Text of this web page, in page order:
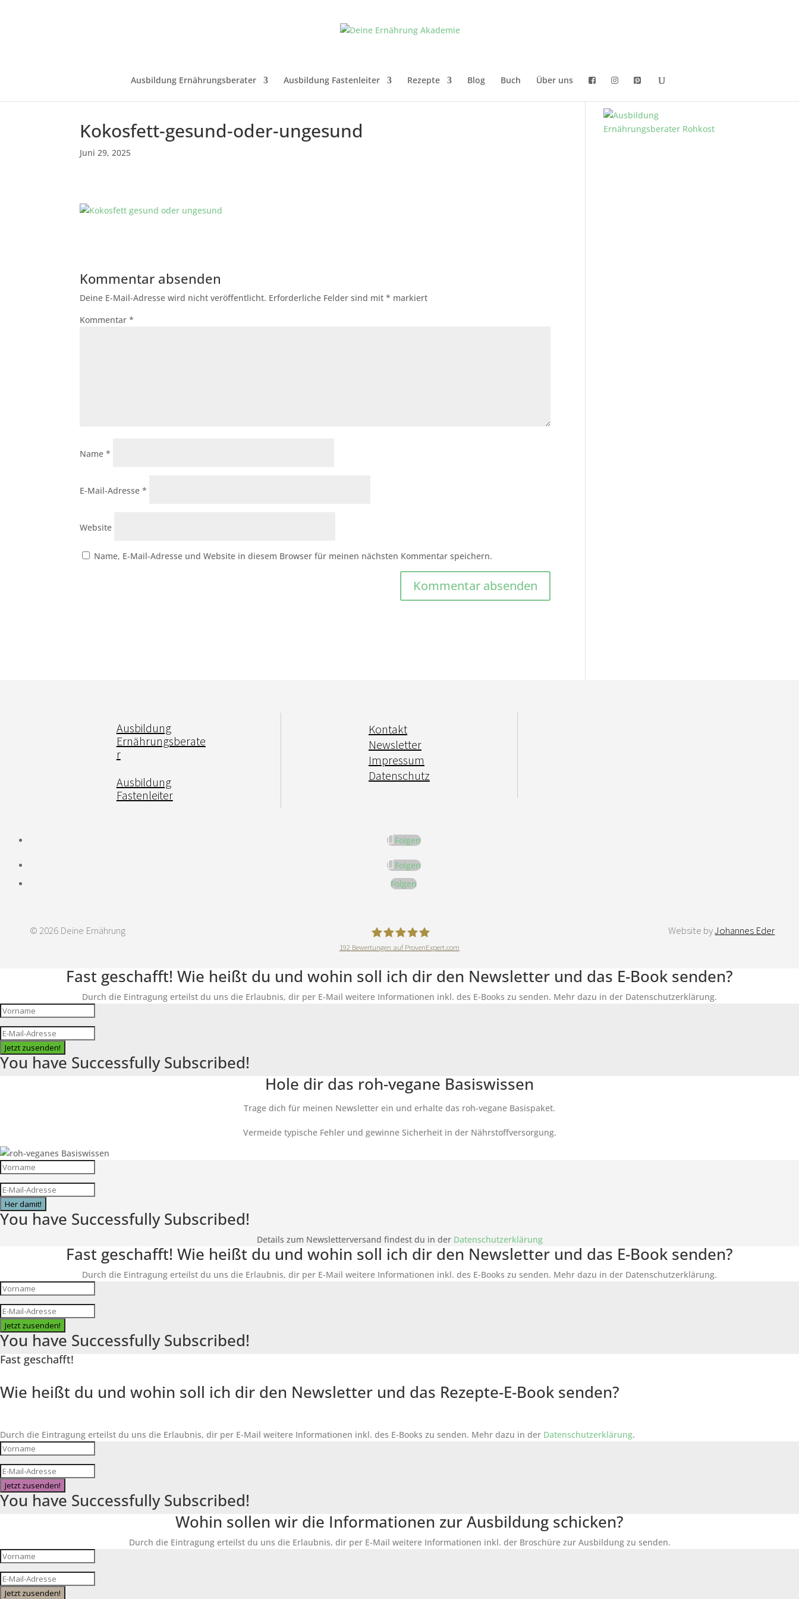
Ausbildung Ernährungsberater Ausbildung Fastenleiter Rezepte Blog Buch Über uns
Kokosfett-gesund-oder-ungesund
Juni 29, 2025
Kommentar absenden
Deine E-Mail-Adresse wird nicht veröffentlicht. Erforderliche Felder sind mit* markiert
Kommentar*
Name*
E-Mail-Adresse*
Website
Name, E-Mail-Adresse und Website in diesem Browser für meinen nächsten Kommentar speichern.
Ausbildung
Ernährungsberate
r
Ausbildung
Fastenleiter
Kontakt
Newsletter
Impressum
Datenschutz
Folgen
Folgen
Folgen
© 2026 Deine Ernährung
DeineErnährungAkademie
192 Bewertungen auf ProvenExpert.com
Website byJohannes Eder
Fast geschafft! Wie heißt du und wohin soll ich dir den Newsletter und das E-Book senden?
Durch die Eintragung erteilst du uns die Erlaubnis, dir per E-Mail weitere Informationen inkl. des E-Books zu senden. Mehr dazu in der Datenschutzerklärung.
Jetzt zusenden!
You have Successfully Subscribed!
Hole dir das roh-vegane Basiswissen
Trage dich für meinen Newsletter ein und erhalte das roh-vegane Basispaket.
Vermeide typische Fehler und gewinne Sicherheit in der Nährstoffversorgung.
Her damit!
You have Successfully Subscribed!
Details zum Newsletterversand findest du in der Datenschutzerklärung
Fast geschafft! Wie heißt du und wohin soll ich dir den Newsletter und das E-Book senden?
Durch die Eintragung erteilst du uns die Erlaubnis, dir per E-Mail weitere Informationen inkl. des E-Books zu senden. Mehr dazu in der Datenschutzerklärung.
Jetzt zusenden!
You have Successfully Subscribed!
Fast geschafft!
Wie heißt du und wohin soll ich dir den Newsletter und das Rezepte-E-Book senden?
Durch die Eintragung erteilst du uns die Erlaubnis, dir per E-Mail weitere Informationen inkl. des E-Books zu senden. Mehr dazu in der Datenschutzerklärung.
Jetzt zusenden!
You have Successfully Subscribed!
Wohin sollen wir die Informationen zur Ausbildung schicken?
Durch die Eintragung erteilst du uns die Erlaubnis, dir per E-Mail weitere Informationen inkl. der Broschüre zur Ausbildung zu senden.
Jetzt zusenden!